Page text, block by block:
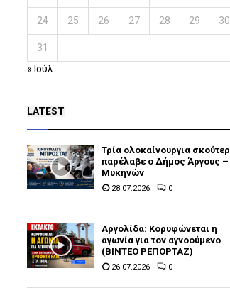
24 25 26 27 28 29 30
31
« Ιούλ
LATEST
Τρία ολοκαίνουργια σκούτερ
παρέλαβε o Δήμος Άργους –
Μυκηνών
28.07.2026 0
Αργολίδα: Κορυφώνεται η
αγωνία για τον αγνοούμενο
(ΒΙΝΤΕΟ ΡΕΠΟΡΤΑΖ)
26.07.2026 0